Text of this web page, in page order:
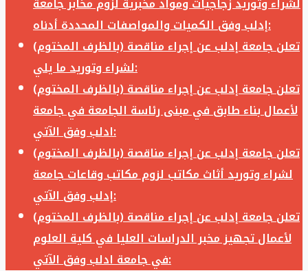
إدلب وفق الكميات والمواصفات المحددة أدناه:
تعلن جامعة إدلب عن إجراء مناقصة (بالظرف المختوم)
لشراء وتوريد ما يلي:
تعلن جامعة إدلب عن إجراء مناقصة (بالظرف المختوم)
لأعمال بناء طابق في مبنى رئاسة الجامعة في جامعة
ادلب وفق الآتي:
تعلن جامعة إدلب عن إجراء مناقصة (بالظرف المختوم)
لشراء وتوريد أثاث مكاتب لزوم مكاتب وقاعات جامعة
إدلب وفق الآتي:
تعلن جامعة إدلب عن إجراء مناقصة (بالظرف المختوم)
لأعمال تجهيز مخبر الدراسات العليا في كلية العلوم
في جامعة ادلب وفق الآتي: